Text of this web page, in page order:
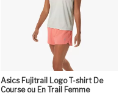
Asics Fujitrail Logo T-shirt De
Course ou En Trail Femme